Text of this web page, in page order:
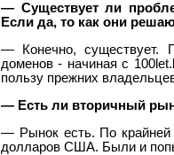
— Существует ли
Если да, то как они
— Конечно, существует.
доменов - начиная с
пользу прежних
— Есть ли вторичный
— Рынок есть. По крайней
долларов США. Были и